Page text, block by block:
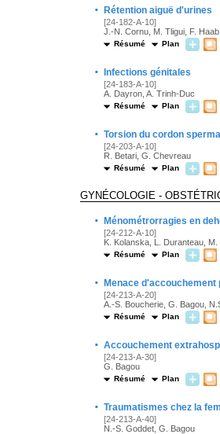
· Rétention aiguë d'urines
[24-182-A-10]
J.-N. Cornu, M. Tligui, F. Haab
Résumé Plan
· Infections génitales
[24-183-A-10]
A. Dayron, A. Trinh-Duc
Résumé Plan
· Torsion du cordon
[24-203-A-10]
R. Betari, G. Chevreau
Résumé Plan
GYNÉCOLOGIE -
· Ménométrorragies en
[24-212-A-10]
K. Kolanska, L. Duranteau,
Résumé Plan
· Menace d'accouchement
[24-213-A-20]
A.-S. Boucherie, G. Bagou,
Résumé Plan
· Accouchement
[24-213-A-30]
G. Bagou
Résumé Plan
· Traumatismes chez la
[24-213-A-40]
N.-S. Goddet, G. Bagou